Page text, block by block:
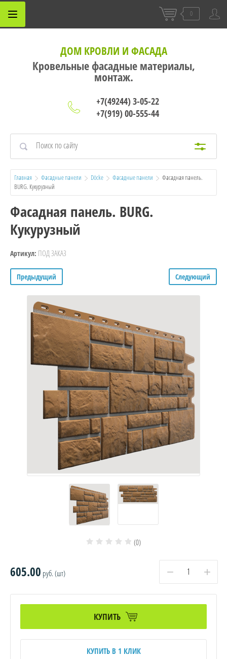
0
ДОМ КРОВЛИ И ФАСАДА
Кровельные фасадные материалы,
монтаж.
+7(49244) 3-05-22
+7(919) 00-555-44
Главная Фасадные панели Döcke Фасадные панели
  Фасадная панель.
BURG. Кукурузный
Фасадная панель. BURG.
Кукурузный
Артикул: ПОД ЗАКАЗ
Предыдущий Следующий
(0)
605.00 руб. (шт) − +
КУПИТЬ
КУПИТЬ В 1 КЛИК